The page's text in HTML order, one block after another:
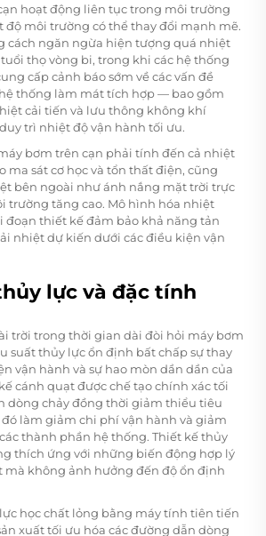
hoạt động liên tục trong môi trường
độ môi trường có thể thay đổi mạnh mẽ.
cách ngăn ngừa hiện tượng quá nhiệt
thọ vòng bi, trong khi các hệ thống
cấp cảnh báo sớm về các vấn đề
thống làm mát tích hợp — bao gồm
cải tiến và lưu thông không khí
trì nhiệt độ vận hành tối ưu.
bơm trên cạn phải tính đến cả nhiệt
ma sát cơ học và tổn thất điện, cũng
bên ngoài như ánh nắng mặt trời trực
trường tăng cao. Mô hình hóa nhiệt
đoạn thiết kế đảm bảo khả năng tản
nhiệt dự kiến dưới các điều kiện vận
lực và đặc tính
trời trong thời gian dài đòi hỏi máy bơm
suất thủy lực ổn định bất chấp sự thay
vận hành và sự hao mòn dần dần của
cánh quạt được chế tạo chính xác tối
dòng chảy đồng thời giảm thiểu tiêu
làm giảm chi phí vận hành và giảm
thành phần hệ thống. Thiết kế thủy
thích ứng với những biến động hợp lý
không ảnh hưởng đến độ ổn định
học chất lỏng bằng máy tính tiên tiến
xuất tối ưu hóa các đường dẫn dòng